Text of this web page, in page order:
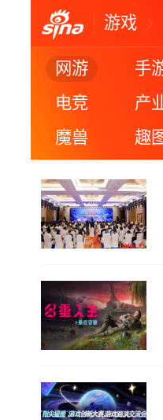
游戏
网游 手
电竞
产
魔兽
趣